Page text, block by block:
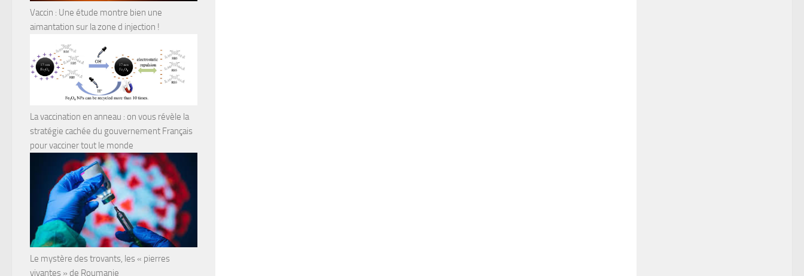
Vaccin : Une étude montre bien une
aimantation sur la zone d injection !
La vaccination en anneau : on vous révèle la
stratégie cachée du gouvernement Français
pour vacciner tout le monde
Le mystère des trovants, les « pierres
vivantes » de Roumanie